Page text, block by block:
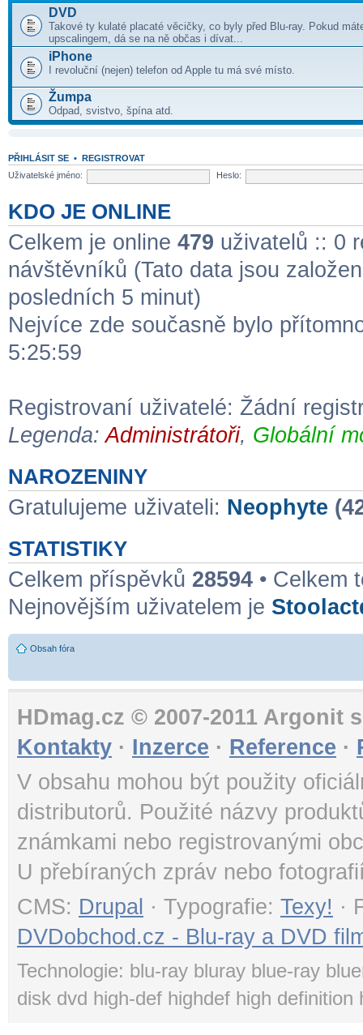
DVD
Takové ty kulaté placaté věcičky, co byly před Blu-ray. Pokud
upscalingem, dá se na ně občas i dívat...
iPhone
I revoluční (nejen) telefon od Apple tu má své místo.
Žumpa
Odpad, svistvo, špína atd.
PŘIHLÁSIT SE • REGISTROVAT
Uživatelské jméno:
Heslo:
KDO JE ONLINE
Celkem je online 479 uživatelů :: 0
návštěvníků (Tato data jsou
posledních 5 minut)
Nejvíce zde současně bylo
5:25:59
Registrovaní uživatelé: Žádní
Legenda:Administrátoři, Globální
NAROZENINY
Gratulujeme uživateli: Neophyte
STATISTIKY
Celkem příspěvků 28594 • Celkem
Nejnovějším uživatelem je
Obsah fóra
HDmag.cz © 2007-2011 Argonit
Kontakty · Inzerce · Reference ·
V obsahu mohou být použity
distributorů. Použité názvy
známkami nebo registrovanými
U přebíraných zpráv nebo
CMS: Drupal · Typografie: Texy! ·
DVDobchod.cz - Blu-ray a DVD
Technologie: blu-ray bluray blue-ray
disk dvd high-def highdef high